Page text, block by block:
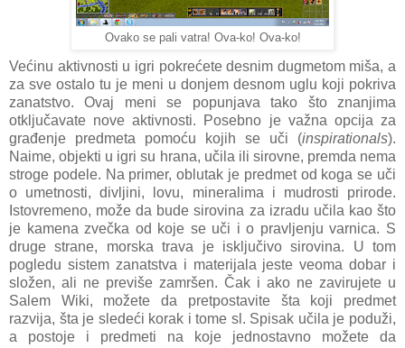
Ovako se pali vatra! Ova-ko! Ova-ko!
Većinu aktivnosti u igri pokrećete desnim dugmetom miša, a
za sve ostalo tu je meni u donjem desnom uglu koji pokriva
zanatstvo. Ovaj meni se popunjava tako što znanjima
otključavate nove aktivnosti. Posebno je važna opcija za
građenje predmeta pomoću kojih se uči (inspirationals).
Naime, objekti u igri su hrana, učila ili sirovne, premda nema
stroge podele. Na primer, oblutak je predmet od koga se uči
o umetnosti, divljini, lovu, mineralima i mudrosti prirode.
Istovremeno, može da bude sirovina za izradu učila kao što
je kamena zvečka od koje se uči i o pravljenju varnica. S
druge strane, morska trava je isključivo sirovina. U tom
pogledu sistem zanatstva i materijala jeste veoma dobar i
složen, ali ne previše zamršen. Čak i ako ne zavirujete u
Salem Wiki, možete da pretpostavite šta koji predmet
razvija, šta je sledeći korak i tome sl. Spisak učila je poduži,
a postoje i predmeti na koje jednostavno možete da